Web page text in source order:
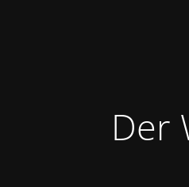
Der